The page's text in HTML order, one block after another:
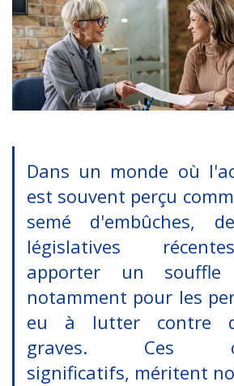
Dans un monde où
est souvent perçu
semé d'embûches,
législatives
apporter un souffle
notamment pour les
eu à lutter contre
graves. Ces
significatifs, méritent